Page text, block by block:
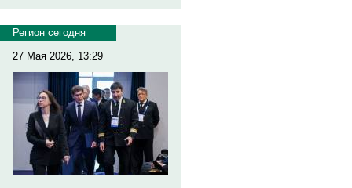
Регион сегодня
27 Мая 2026, 13:29